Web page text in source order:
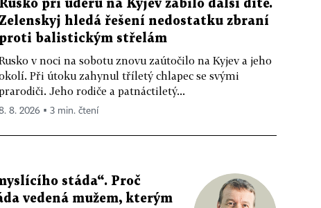
Rusko při úderu na Kyjev zabilo další dítě.
hledá řešení nedostatku zbraní
proti balistickým střelám
v noci na sobotu znovu zaútočilo na Kyjev a jeho
Při útoku zahynul tříletý chlapec se svými
Jeho rodiče a patnáctiletý...
8. 2026 ▪ 3 min. čtení
stáda“. Proč
vedená mužem, kterým